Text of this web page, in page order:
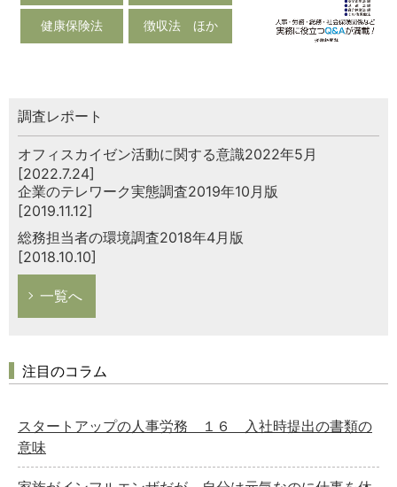
健康保険法 徴収法 ほか
調査レポート
オフィスカイゼン活動に関する意識2022年5月
[2022.7.24]
企業のテレワーク実態調査2019年10月版
[2019.11.12]
総務担当者の環境調査2018年4月版
[2018.10.10]
一覧へ
注目のコラム
スタートアップの人事労務 １６ 入社時提出の書類の
意味